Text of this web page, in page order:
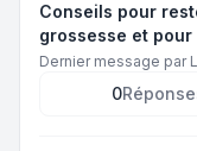
Conseils pour
grossesse et pour
Dernier message par
0